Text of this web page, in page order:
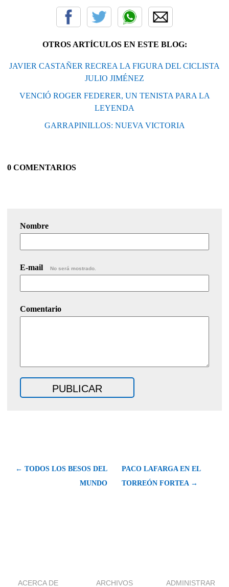
OTROS ARTÍCULOS EN ESTE BLOG:
JAVIER CASTAÑER RECREA LA FIGURA DEL CICLISTA
JULIO JIMÉNEZ
VENCIÓ ROGER FEDERER, UN TENISTA PARA LA
LEYENDA
GARRAPINILLOS: NUEVA VICTORIA
0 COMENTARIOS
Nombre
E-mail No será mostrado.
Comentario
← TODOS LOS BESOS DEL
MUNDO
PACO LAFARGA EN EL
TORREÓN FORTEA →
ACERCA DE ARCHIVOS ADMINISTRAR